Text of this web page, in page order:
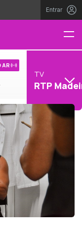
Entrar
AR
TV
RTP